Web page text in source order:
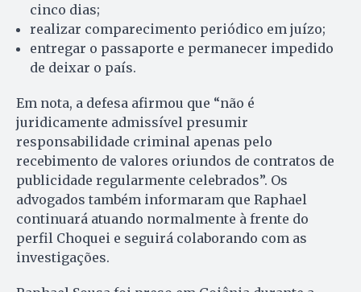
cinco dias;
realizar comparecimento periódico em juízo;
entregar o passaporte e permanecer impedido
de deixar o país.
Em nota, a defesa afirmou que “não é
juridicamente admissível presumir
responsabilidade criminal apenas pelo
recebimento de valores oriundos de contratos de
publicidade regularmente celebrados”. Os
advogados também informaram que Raphael
continuará atuando normalmente à frente do
perfil Choquei e seguirá colaborando com as
investigações.